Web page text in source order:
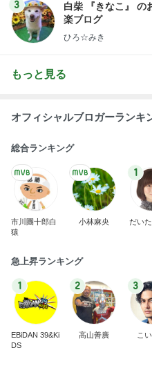
3
白柴 『きなこ』 の
楽ブログ
ひろ☆みき
もっと見る
オフィシャルブロガーランキ
総合ランキング
市川團十郎白
猿
小林麻央
1
だい
急上昇ランキング
1
EBiDAN 39&Ki
DS
2
高山善廣
3
こ